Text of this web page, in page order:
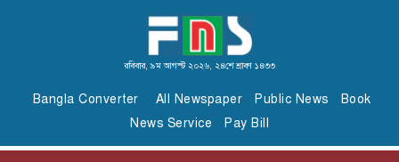
রবিবার, ৯ম আগস্ট ২০২৬, ২৪শে শ্রাবণ ১৪৩৩
Bangla Converter All Newspaper Public News
Book
News Service
Pay Bill